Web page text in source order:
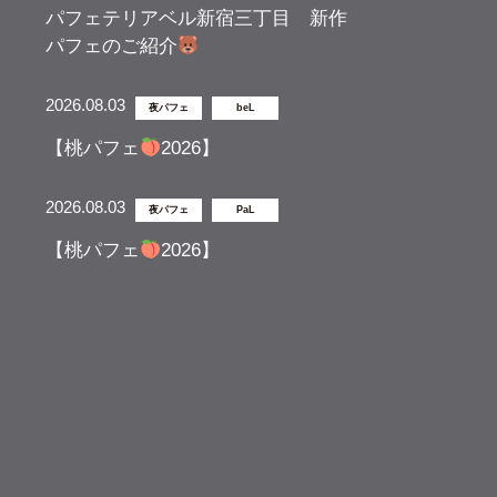
パフェテリアベル新宿三丁目 新作
パフェのご紹介
2026.08.03 夜パフェ beL
【桃パフェ 2026】
2026.08.03 夜パフェ PaL
【桃パフェ 2026】